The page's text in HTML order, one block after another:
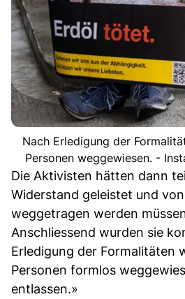
Nach Erledigung der
Personen weggewiesen. -
Die Aktivisten hätten dann
Widerstand geleistet und
weggetragen werden
Anschliessend wurden sie
Erledigung der Formalitäten
Personen formlos
entlassen.»